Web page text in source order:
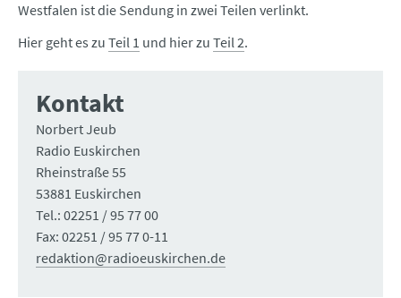
Westfalen ist die Sendung in zwei Teilen verlinkt.
Hier geht es zu Teil 1 und hier zu Teil 2.
Kontakt
Norbert Jeub
Radio Euskirchen
Rheinstraße 55
53881 Euskirchen
Tel.: 02251 / 95 77 00
Fax: 02251 / 95 77 0-11
redaktion@radioeuskirchen.de